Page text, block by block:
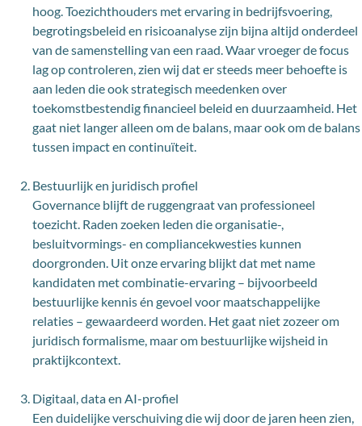
hoog. Toezichthouders met ervaring in bedrijfsvoering,
begrotingsbeleid en risicoanalyse zijn bijna altijd onderdeel
van de samenstelling van een raad. Waar vroeger de focus
lag op controleren, zien wij dat er steeds meer behoefte is
aan leden die ook strategisch meedenken over
toekomstbestendig financieel beleid en duurzaamheid. Het
gaat niet langer alleen om de balans, maar ook om de balans
tussen impact en continuïteit.
Bestuurlijk en juridisch profiel
Governance blijft de ruggengraat van professioneel
toezicht. Raden zoeken leden die organisatie-,
besluitvormings- en compliancekwesties kunnen
doorgronden. Uit onze ervaring blijkt dat met name
kandidaten met combinatie-ervaring – bijvoorbeeld
bestuurlijke kennis én gevoel voor maatschappelijke
relaties – gewaardeerd worden. Het gaat niet zozeer om
juridisch formalisme, maar om bestuurlijke wijsheid in
praktijkcontext.
Digitaal, data en AI-profiel
Een duidelijke verschuiving die wij door de jaren heen zien,